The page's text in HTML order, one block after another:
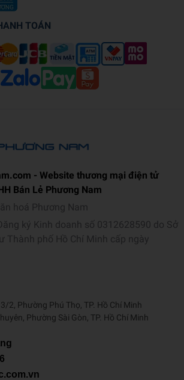
TOÁN
- Website thương mại điện tử
Bán Lẻ Phương Nam
hoá Phương Nam
ký Kinh doanh số 0312628590 do Sở
Thành phố Hồ Chí Minh cấp ngày
2, Phường Phú Thọ, TP. Hồ Chí Minh
Phường Sài Gòn, TP. Hồ Chí Minh